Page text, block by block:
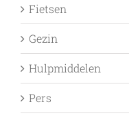
Fietsen
Gezin
Hulpmiddelen
Pers